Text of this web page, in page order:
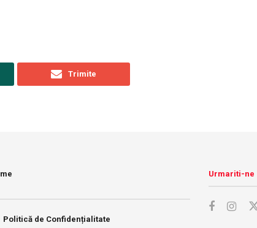
Trimite
Politică de Confidențialitate
Urmariti-ne